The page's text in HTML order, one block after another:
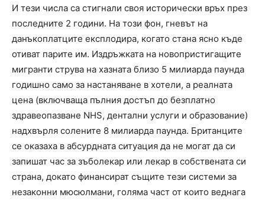
И тези числа са стигнали своя исторически връх през
последните 2 години. На този фон, гневът на
данъкоплатците експлодира, когато стана ясно къде
отиват парите им. Издръжката на новопристигащите
мигранти струва на хазната близо 5 милиарда паунда
годишно само за настаняване в хотели, а реалната
цена (включваща пълния достъп до безплатно
здравеопазване NHS, дентални услуги и образование)
надхвърля солените 8 милиарда паунда. Британците
се оказаха в абсурдната ситуация да не могат да си
запишат час за зъболекар или лекар в собствената си
страна, докато финансират същите тези системи за
незаконни мюсюлмани, голяма част от които веднага